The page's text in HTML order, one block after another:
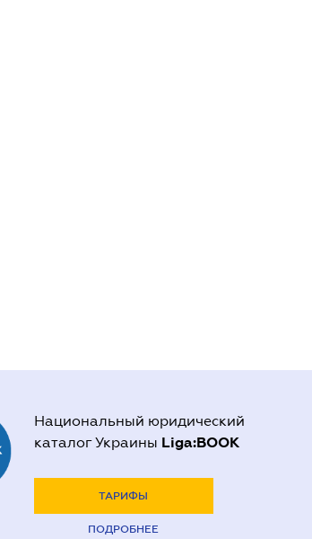
Национальный юридический
каталог Украины Liga:BOOK
ТАРИФЫ
ПОДРОБНЕЕ